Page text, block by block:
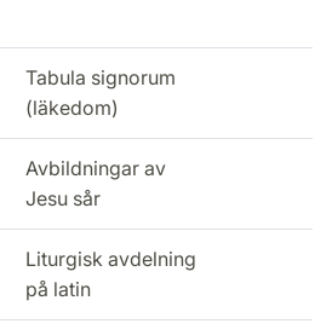
Tabula signorum
(läkedom)
Avbildningar av
Jesu sår
Liturgisk avdelning
på latin